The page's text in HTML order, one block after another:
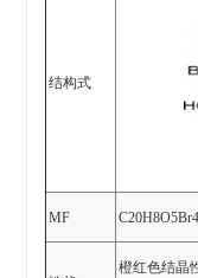
结构式
MF C20H8O5Br4
橙红色结晶